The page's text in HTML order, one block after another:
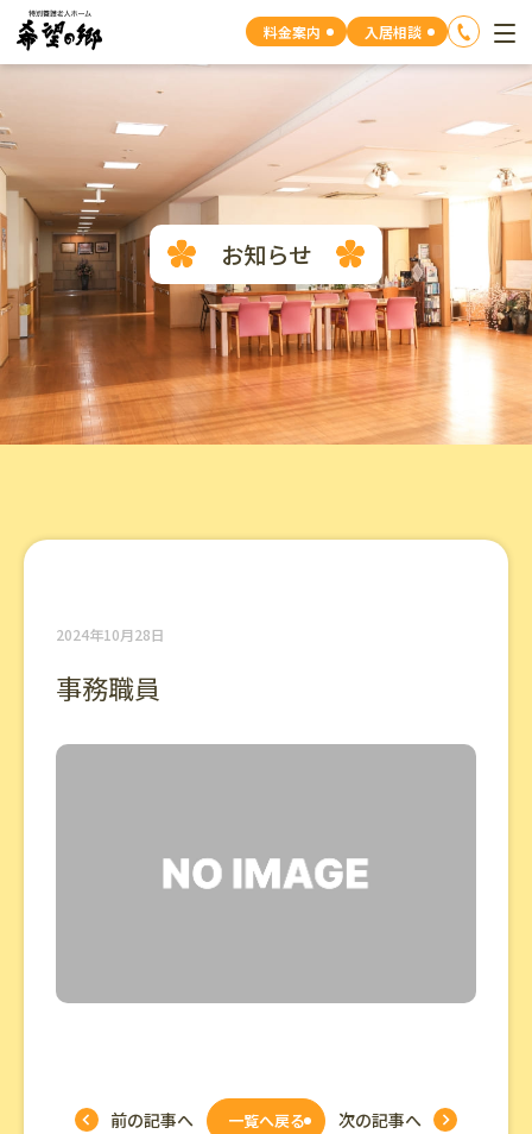
料金案内 入居相談
お知らせ
2024年10月28日
事務職員
前の記事へ 一覧へ戻る 次の記事へ